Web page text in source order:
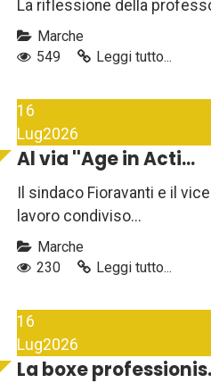
La riflessione della
Marche
549
Leggi tutto...
16
Lug2026
Al via ''Age in Acti...
Il sindaco Fioravanti e il
lavoro condiviso...
Marche
230
Leggi tutto...
16
Lug2026
La boxe